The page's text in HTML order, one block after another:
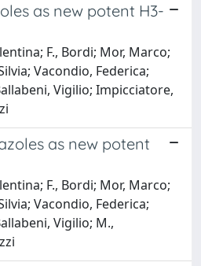
as new potent H3-
F., Bordi; Mor, Marco;
Vacondio, Federica;
Vigilio; Impicciatore,
as new potent
F., Bordi; Mor, Marco;
Vacondio, Federica;
Vigilio; M.,